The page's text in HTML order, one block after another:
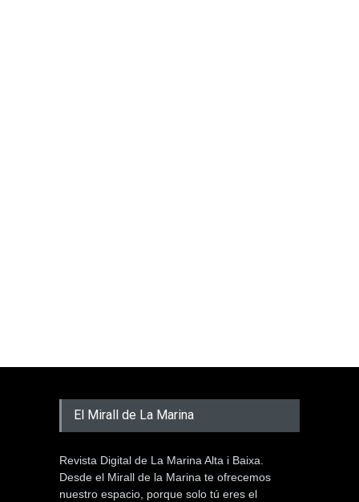
El Mirall de La Marina
Revista Digital de La Marina Alta i Baixa.
Desde el Mirall de la Marina te ofrecemos
nuestro espacio, porque solo tú eres el